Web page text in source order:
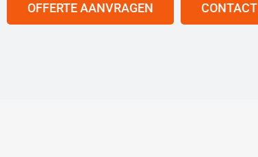
OFFERTE AANVRAGEN CONTACT